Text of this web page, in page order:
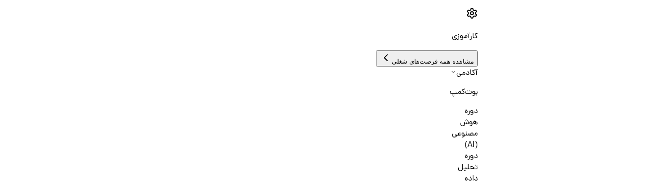
کارآموزی
مشاهده همه فرصت‌های شغلی
آکادمی
بوت‌کمپ
دوره
هوش
مصنوعی
(AI)
دوره
تحلیل
داده